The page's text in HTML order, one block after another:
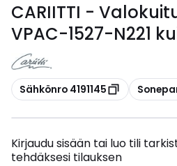
CARIITTI -
VPAC-1527-N221
Kopioi
Sähkönro 4191145 Kopioi
Kirjaudu sisään tai luo tili
tehdäksesi tilauksen